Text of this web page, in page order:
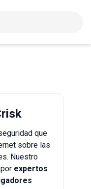
que
sobre las
Nuestro
expertos